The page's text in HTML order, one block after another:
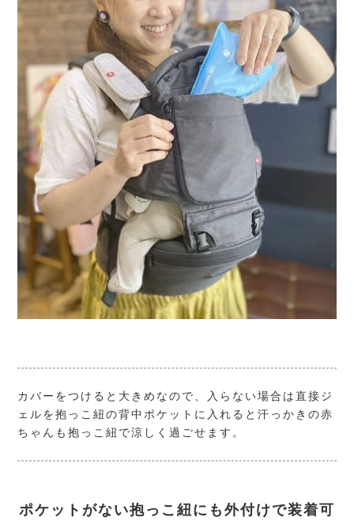
カバーをつけると大きめなので、入らない場合は直接ジ
ェルを抱っこ紐の背中ポケットに入れると汗っかきの赤
ちゃんも抱っこ紐で涼しく過ごせます。
ポケットがない抱っこ紐にも外付けで装着可